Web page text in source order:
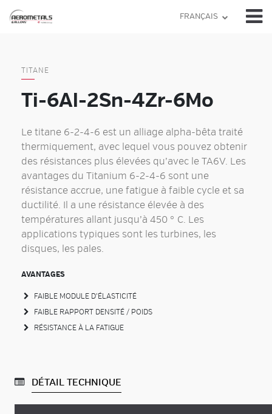
Skip
FRANÇAIS
TITANE
Ti-6Al-2Sn-4Zr-6Mo
Le titane 6-2-4-6 est un alliage alpha-bêta traité
thermiquement, avec lequel vous pouvez obtenir
des résistances plus élevées qu’avec le TA6V. Les
avantages du Titanium 6-2-4-6 sont une
résistance accrue, une fatigue à faible cycle et sa
ductilité. Il a une résistance élevée à des
températures allant jusqu’à 450 ° C. Les
applications typiques sont les turbines, les
disques, les pales.
AVANTAGES
FAIBLE MODULE D'ÉLASTICITÉ
FAIBLE RAPPORT DENSITÉ / POIDS
RÉSISTANCE À LA FATIGUE
DÉTAIL TECHNIQUE